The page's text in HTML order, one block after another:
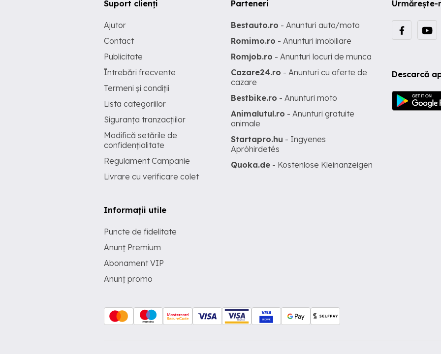
Urmărește-
Descarcă
Suport clienți
Ajutor
Contact
Publicitate
Întrebări frecvente
Termeni și condiții
Lista categoriilor
Siguranța tranzacțiilor
Modifică setările de
confidențialitate
Regulament Campanie
Livrare cu verificare colet
Informații utile
Puncte de fidelitate
Anunț Premium
Abonament VIP
Anunț promo
Parteneri
Bestauto.ro - Anunturi auto/moto
Romimo.ro - Anunturi imobiliare
Romjob.ro - Anunturi locuri de munca
Cazare24.ro - Anunturi cu oferte de
cazare
Bestbike.ro - Anunturi moto
Animalutul.ro - Anunturi gratuite
animale
Startapro.hu - Ingyenes
Apróhirdetés
Quoka.de - Kostenlose Kleinanzeigen